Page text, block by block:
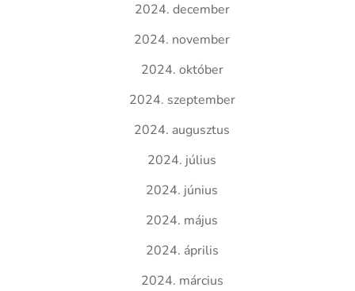
2024. december
2024. november
2024. október
2024. szeptember
2024. augusztus
2024. július
2024. június
2024. május
2024. április
2024. március